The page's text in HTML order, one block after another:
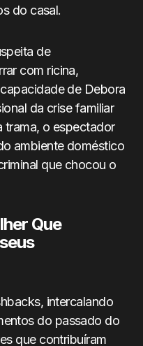
do casal.
de
com ricina,
de Debora
da crise familiar
trama, o espectador
ambiente doméstico
que chocou o
Que
intercalando
do passado do
que contribuíram